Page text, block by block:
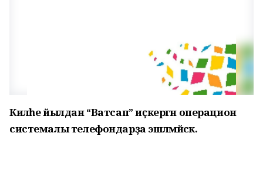
Киләһе йылдан “Ватсап” иҫкергән операцион
системалы телефондарҙа эшләмәйәсәк.